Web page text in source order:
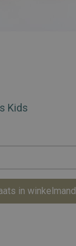
Kids
in winkelmand